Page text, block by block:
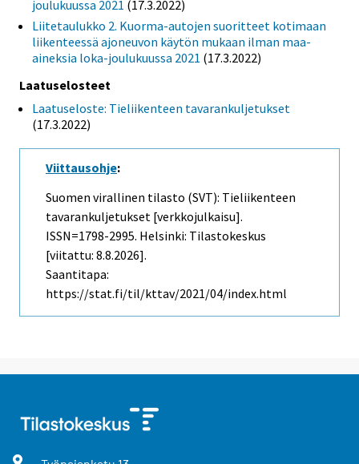
joulukuussa 2021 (17.3.2022)
Liitetaulukko 2. Kuorma-autojen suoritteet kotimaan
liikenteessä ajoneuvon käytön mukaan ilman maa-
aineksia loka-joulukuussa 2021 (17.3.2022)
Laatuselosteet
Laatuseloste: Tieliikenteen tavarankuljetukset
(17.3.2022)
Viittausohje:
Suomen virallinen tilasto (SVT): Tieliikenteen
tavarankuljetukset [verkkojulkaisu].
ISSN=1798-2995. Helsinki: Tilastokeskus
[viitattu: 8.8.2026].
Saantitapa:
https://stat.fi/til/kttav/2021/04/index.html